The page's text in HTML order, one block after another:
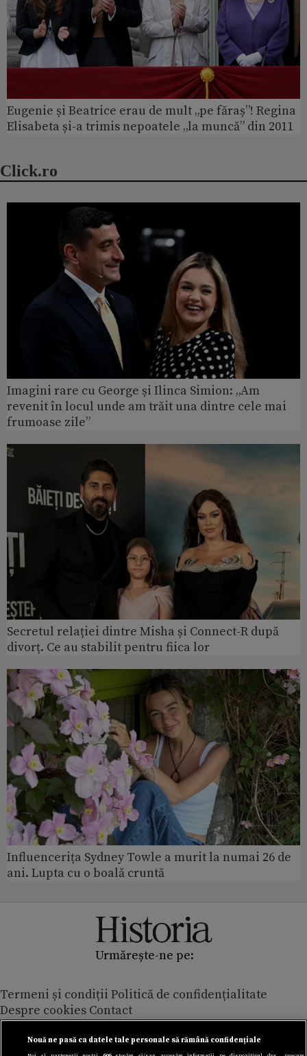
Eugenie și Beatrice erau de mult „pe făraș”! Regina
Elisabeta și-a trimis nepoatele „la muncă” din 2011
Click.ro
Imagini rare cu George și Ilinca Simion: „Am
revenit în locul unde am trăit una dintre cele mai
frumoase zile”
Secretul relației dintre Misha și Connect-R după
divorț. Ce au stabilit pentru fiica lor
Influencerița Sydney Towle a murit la numai 26 de
ani. Lupta cu o boală cruntă
Urmărește-ne pe:
Termeni și condiții Politică de confidențialitate
Despre cookies Contact
Modifică preferințe pentru confidențialitate
© Toate drepturile rezervate Adevarul Holding 2026
Nouă ne pasă ca datele tale personale să rămână confidențiale